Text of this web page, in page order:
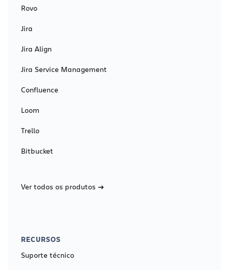
Rovo
Jira
Jira Align
Jira Service Management
Confluence
Loom
Trello
Bitbucket
Ver todos os produtos
RECURSOS
Suporte técnico